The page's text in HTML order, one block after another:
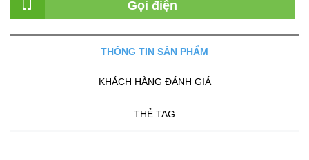
Gọi điện
THÔNG TIN SẢN PHẨM
KHÁCH HÀNG ĐÁNH GIÁ
THẺ TAG